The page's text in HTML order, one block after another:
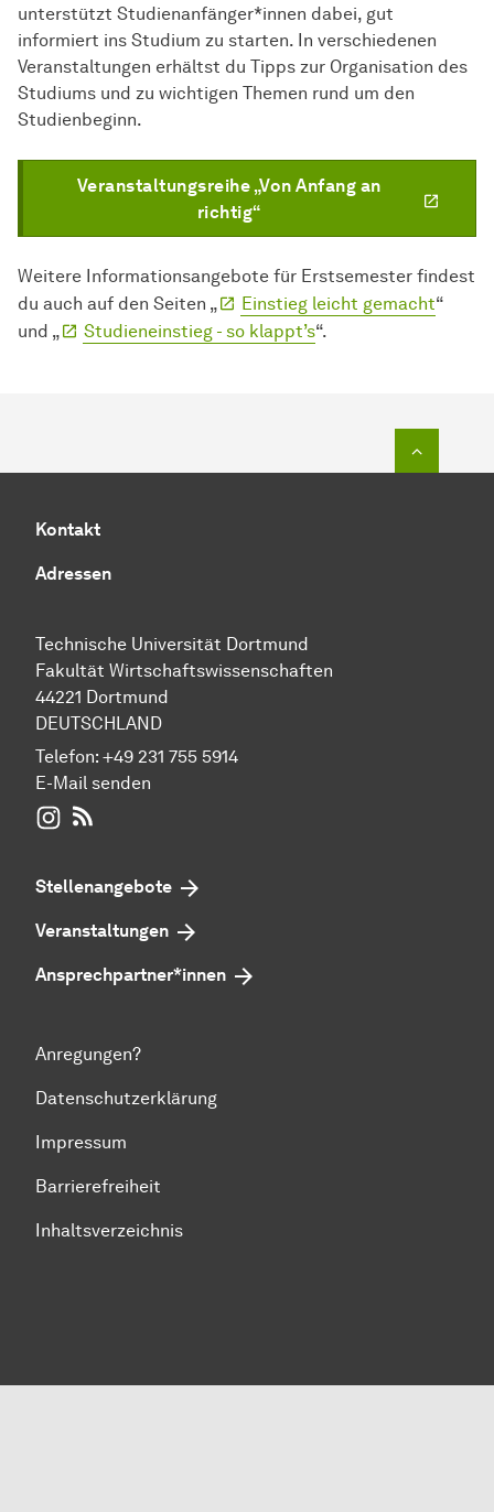
unterstützt Studienanfänger*innen dabei, gut
informiert ins Studium zu starten. In verschiedenen
Veranstaltungen erhältst du Tipps zur Organisation des
Studiums und zu wichtigen Themen rund um den
Studienbeginn.
Veranstaltungsreihe „Von Anfang an
richtig“
Weitere Informationsangebote für Erstsemester findest
du auch auf den Seiten „
Einstieg leicht gemacht“
und „
Studieneinstieg - so klappt’s“.
Kontakt
Adressen
Technische Universität Dortmund
Fakultät Wirtschaftswissenschaften
44221 Dortmund
DEUTSCHLAND
Telefon: +49 231 755 5914
E-Mail senden
WIWI auf Instagram
Stellenangebote
Veranstaltungen
Ansprechpartner*innen
Anregungen?
Datenschutzerklärung
Impressum
Barrierefreiheit
Inhaltsverzeichnis